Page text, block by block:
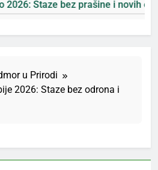
Staze bez prašine i novih eko-
u Prirodi
2026: Staze bez odrona i